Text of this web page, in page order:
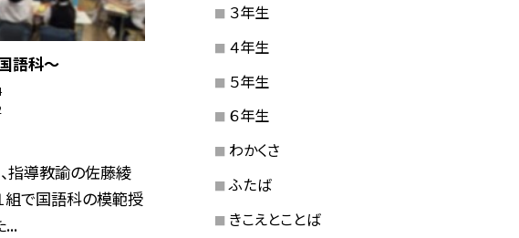
語科～
、指導教諭の佐藤綾
組で国語科の模範授
...
３年生
４年生
５年生
６年生
わかくさ
ふたば
きこえとことば